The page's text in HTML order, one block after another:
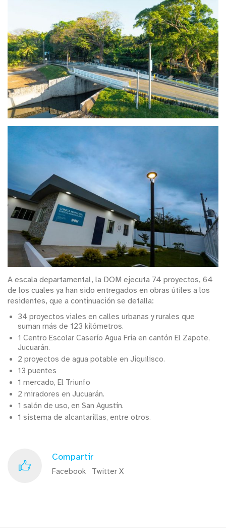
A escala departamental, la DOM ejecuta 74 proyectos, 64
de los cuales ya han sido entregados en obras útiles a los
residentes, que a continuación se detalla:
34 proyectos viales en calles urbanas y rurales que
suman más de 123 kilómetros.
1 Centro Escolar Caserío Agua Fría en cantón El Zapote,
Jucuarán.
2 proyectos de agua potable en Jiquilisco.
13 puentes
1 mercado, El Triunfo
2 miradores en Jucuarán.
1 salón de uso, en San Agustín.
1 sistema de alcantarillas, entre otros.
Compartir
Facebook Twitter X